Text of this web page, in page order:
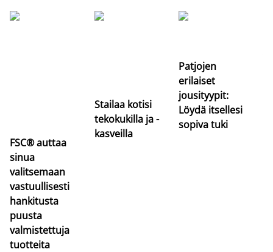
FSC® auttaa
sinua
valitsemaan
vastuullisesti
hankitusta
puusta
valmistettuja
tuotteita
Stailaa kotisi
tekokukilla ja -
kasveilla
Patjojen
erilaiset
jousityypit:
Löydä itsellesi
sopiva tuki